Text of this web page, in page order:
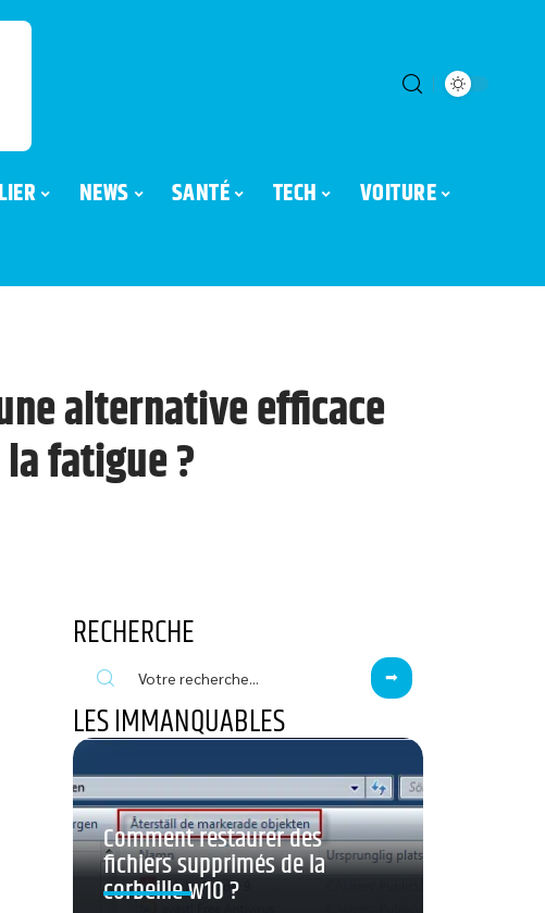
NEWS SANTÉ TECH VOITURE
alternative efficace
fatigue ?
RECHERCHE
LES IMMANQUABLES
Comment restaurer des
fichiers supprimés de la
corbeille w10 ?